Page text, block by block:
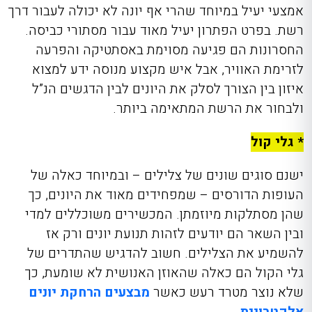
אמצעי יעיל במיוחד שהרי אף יונה לא יכולה לעבור דרך
רשת. בפרט הפתרון יעיל מאוד עבור מסתורי כביסה.
החסרונות הם פגיעה מסוימת באסתטיקה והפרעה
לזרימת האוויר, אבל איש מקצוע מנוסה ידע למצוא
איזון בין הצורך לסלק את היונים לבין הדגשים הנ”ל
ולבחור את הרשת המתאימה ביותר.
* גלי קול
ישנם סוגים שונים של צלילים – ובמיוחד כאלה של
העופות הדורסים – שמפחידים מאוד את היונים, כך
שהן מסתלקות מיוזמתן. המכשירים משוכללים למדי
ובין השאר הם יודעים לזהות תנועת יונים ורק אז
להשמיע את הצלילים. חשוב להדגיש שהתדרים של
גלי הקול הם כאלה שהאוזן האנושית לא שומעת, כך
שלא נוצר מטרד רעש כאשר מבצעים הרחקת יונים